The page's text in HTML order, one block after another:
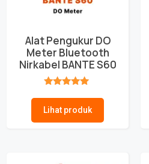
Alat Pengukur DO
Meter Bluetooth
Nirkabel BANTE S60
Lihat produk